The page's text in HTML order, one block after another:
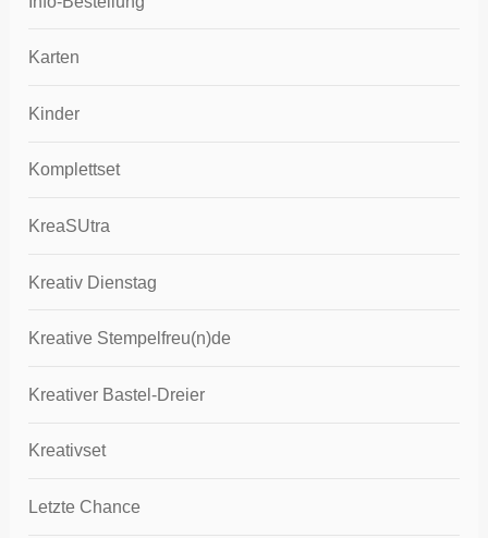
Karten
Kinder
Komplettset
KreaSUtra
Kreativ Dienstag
Kreative Stempelfreu(n)de
Kreativer Bastel-Dreier
Kreativset
Letzte Chance